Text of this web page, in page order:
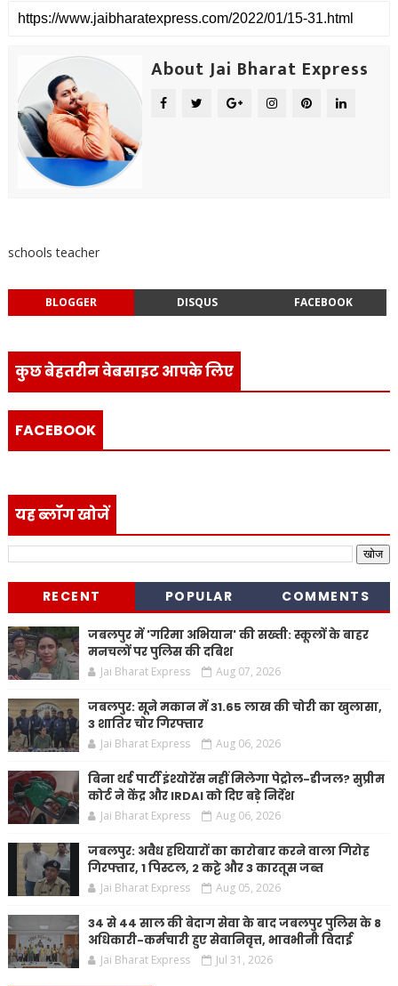
About Jai Bharat Express
schools teacher
BLOGGER DISQUS FACEBOOK
कुछ बेहतरीन वेबसाइट आपके लिए
FACEBOOK
यह ब्लॉग खोजें
RECENT POPULAR COMMENTS
जबलपुर में 'गरिमा अभियान' की सख्ती: स्कूलों के बाहर
मनचलों पर पुलिस की दबिश
Jai Bharat Express Aug 07, 2026
जबलपुर: सूने मकान में 31.65 लाख की चोरी का खुलासा,
3 शातिर चोर गिरफ्तार
Jai Bharat Express Aug 06, 2026
बिना थर्ड पार्टी इंश्योरेंस नहीं मिलेगा पेट्रोल-डीजल? सुप्रीम
कोर्ट ने केंद्र और IRDAI को दिए बड़े निर्देश
Jai Bharat Express Aug 06, 2026
जबलपुर: अवैध हथियारों का कारोबार करने वाला गिरोह
गिरफ्तार, 1 पिस्टल, 2 कट्टे और 3 कारतूस जब्त
Jai Bharat Express Aug 05, 2026
34 से 44 साल की बेदाग सेवा के बाद जबलपुर पुलिस के 8
अधिकारी-कर्मचारी हुए सेवानिवृत्त, भावभीनी विदाई
Jai Bharat Express Jul 31, 2026